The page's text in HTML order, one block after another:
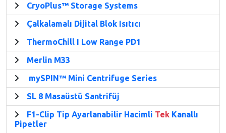
CryoPlus™ Storage Systems
Çalkalamalı Dijital Blok Isıtıcı
ThermoChill I Low Range PD1
Merlin M33
mySPIN™ Mini Centrifuge Series
SL 8 Masaüstü Santrifüj
F1-Clip Tip Ayarlanabilir Hacimli Tek Kanallı
Pipetler